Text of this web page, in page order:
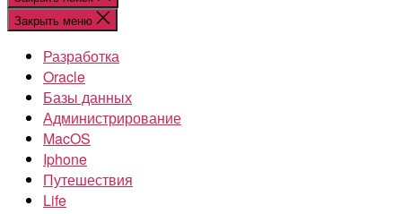
Закрыть меню
Разработка
Oracle
Базы данных
Администрирование
MacOS
Iphone
Путешествия
Life